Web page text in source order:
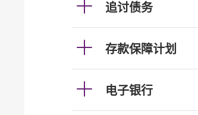
追讨债务
存款保障计划
电子银行